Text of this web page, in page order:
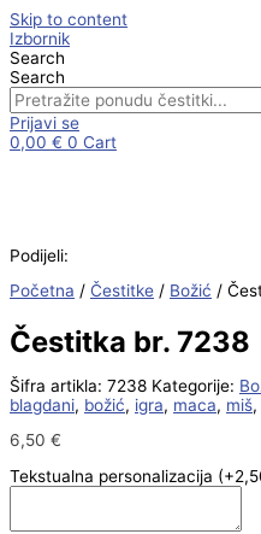
Skip to content
Izbornik
Search
Search
Prijavi se
0,00 € 0 Cart
Podijeli:
Početna / Čestitke / Božić /
Čestitka br. 7238
Šifra artikla: 7238 Kategorije:
blagdani, božić, igra, maca, miš,
6,50 €
Tekstualna personalizacija